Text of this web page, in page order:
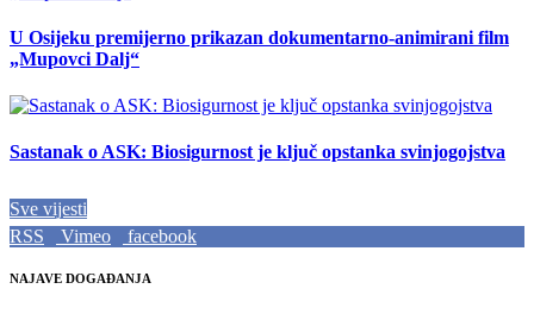
U Osijeku premijerno prikazan dokumentarno-animirani film
„Mupovci Dalj“
Sastanak o ASK: Biosigurnost je ključ opstanka svinjogojstva
Sve vijesti
RSS
Vimeo facebook
NAJAVE DOGAĐANJA